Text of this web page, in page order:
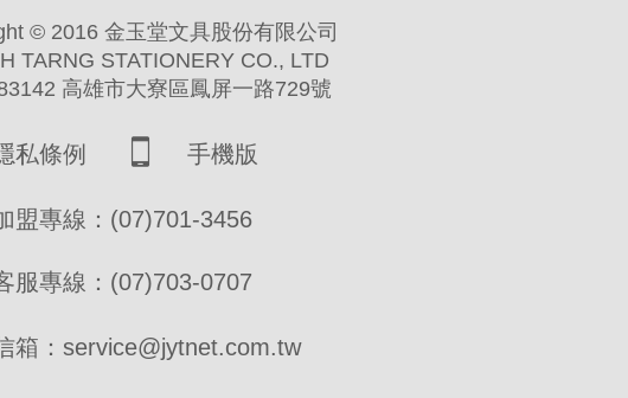
© 2016 金玉堂文具股份有限公司
TARNG STATIONERY CO., LTD
高雄市大寮區鳳屏一路729號
私條例 手機版
盟專線：(07)701-3456
服專線：(07)703-0707
箱：service@jytnet.com.tw